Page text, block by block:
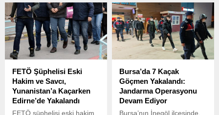
Kurulu, 3 Mart İş
Cinayetlerine Karşı
Mücadele Günü’nde basın
açıklaması yaptı.
sezonunun ve Kurban
Bayramı tatilinin
yaklaşmasıyla birlikte tatil
rezervasyonu yapacak
tüketicilere yönelik önemli
uyarılarda bulundu.
mağduriyet yaşamamaları
için dikkat etmeleri gereken
hususları sıraladı ve
denetimler sonucu bazı
firmalara ciddi yaptırımlar
FETÖ Şüphelisi Eski
Hakim ve Savcı,
Yunanistan’a Kaçarken
Edirne’de Yakalandı
FETÖ şüphelisi eski hakim
Bursa’da 7 Kaçak
Göçmen Yakalandı:
Jandarma Operasyonu
Devam Ediyor
Bursa’nın İnegöl ilçesinde,